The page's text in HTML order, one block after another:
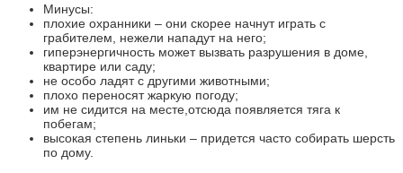
Минусы:
плохие охранники – они скорее начнут играть с
грабителем, нежели нападут на него;
гиперэнергичность может вызвать разрушения в доме,
квартире или саду;
не особо ладят с другими животными;
плохо переносят жаркую погоду;
им не сидится на месте,отсюда появляется тяга к
побегам;
высокая степень линьки – придется часто собирать шерсть
по дому.